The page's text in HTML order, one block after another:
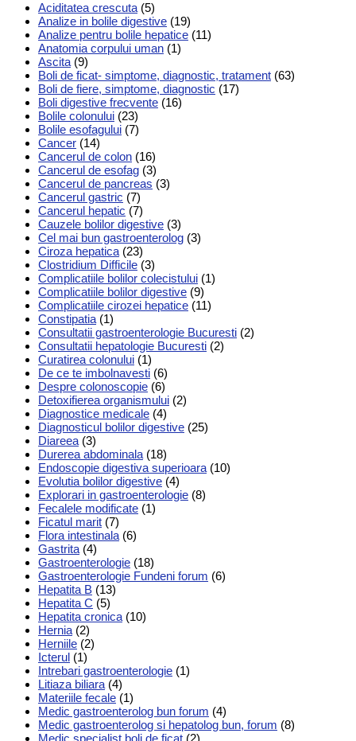
Aciditatea crescuta (5)
Analize in bolile digestive (19)
Analize pentru bolile hepatice (11)
Anatomia corpului uman (1)
Ascita (9)
Boli de ficat- simptome, diagnostic, tratament (63)
Boli de fiere, simptome, diagnostic (17)
Boli digestive frecvente (16)
Bolile colonului (23)
Bolile esofagului (7)
Cancer (14)
Cancerul de colon (16)
Cancerul de esofag (3)
Cancerul de pancreas (3)
Cancerul gastric (7)
Cancerul hepatic (7)
Cauzele bolilor digestive (3)
Cel mai bun gastroenterolog (3)
Ciroza hepatica (23)
Clostridium Difficile (3)
Complicatiile bolilor colecistului (1)
Complicatiile bolilor digestive (9)
Complicatiile cirozei hepatice (11)
Constipatia (1)
Consultatii gastroenterologie Bucuresti (2)
Consultatii hepatologie Bucuresti (2)
Curatirea colonului (1)
De ce te imbolnavesti (6)
Despre colonoscopie (6)
Detoxifierea organismului (2)
Diagnostice medicale (4)
Diagnosticul bolilor digestive (25)
Diareea (3)
Durerea abdominala (18)
Endoscopie digestiva superioara (10)
Evolutia bolilor digestive (4)
Explorari in gastroenterologie (8)
Fecalele modificate (1)
Ficatul marit (7)
Flora intestinala (6)
Gastrita (4)
Gastroenterologie (18)
Gastroenterologie Fundeni forum (6)
Hepatita B (13)
Hepatita C (5)
Hepatita cronica (10)
Hernia (2)
Herniile (2)
Icterul (1)
Intrebari gastroenterologie (1)
Litiaza biliara (4)
Materiile fecale (1)
Medic gastroenterolog bun forum (4)
Medic gastroenterolog si hepatolog bun, forum (8)